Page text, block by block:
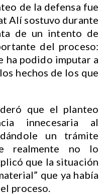
de la defensa fue
Alí sostuvo durante
de un intento de
del proceso:
ha podido imputar a
hechos de los que
que el planteo
innecesaria al
un trámite
realmente no lo
que la situación
que ya había
proceso.